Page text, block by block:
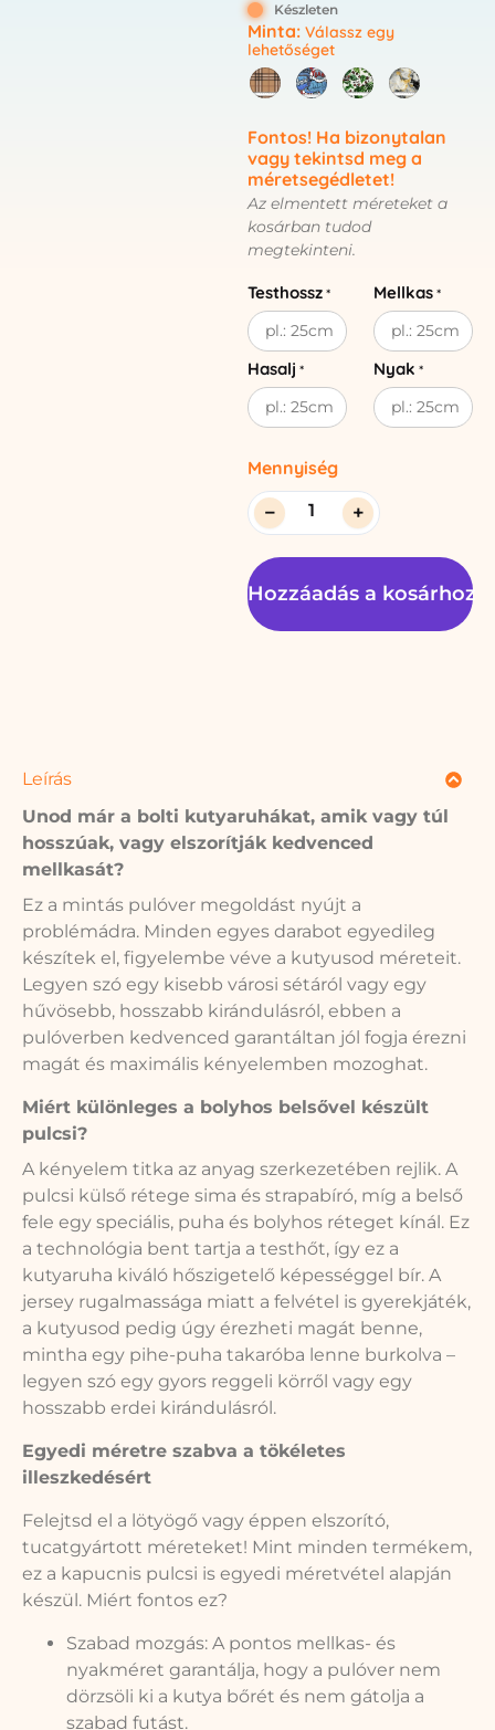
Készleten
Minta: Válassz egy
lehetőséget
Fontos! Ha bizonytalan
vagy tekintsd meg a
méretsegédletet!
Az elmentett méreteket a
kosárban tudod
megtekinteni.
Testhossz * Mellkas *
Hasalj * Nyak *
Mennyiség
− +
Hozzáadás a kosárhoz
Leírás
Unod már a bolti kutyaruhákat, amik vagy túl
hosszúak, vagy elszorítják kedvenced
mellkasát?
Ez a mintás pulóver megoldást nyújt a
problémádra. Minden egyes darabot egyedileg
készítek el, figyelembe véve a kutyusod méreteit.
Legyen szó egy kisebb városi sétáról vagy egy
hűvösebb, hosszabb kirándulásról, ebben a
pulóverben kedvenced garantáltan jól fogja érezni
magát és maximális kényelemben mozoghat.
Miért különleges a bolyhos belsővel készült
pulcsi?
A kényelem titka az anyag szerkezetében rejlik. A
pulcsi külső rétege sima és strapabíró, míg a belső
fele egy speciális, puha és bolyhos réteget kínál. Ez
a technológia bent tartja a testhőt, így ez a
kutyaruha kiváló hőszigetelő képességgel bír. A
jersey rugalmassága miatt a felvétel is gyerekjáték,
a kutyusod pedig úgy érezheti magát benne,
mintha egy pihe-puha takaróba lenne burkolva –
legyen szó egy gyors reggeli körről vagy egy
hosszabb erdei kirándulásról.
Egyedi méretre szabva a tökéletes
illeszkedésért
Felejtsd el a lötyögő vagy éppen elszorító,
tucatgyártott méreteket! Mint minden termékem,
ez a kapucnis pulcsi is egyedi méretvétel alapján
készül. Miért fontos ez?
Szabad mozgás: A pontos mellkas- és
nyakméret garantálja, hogy a pulóver nem
dörzsöli ki a kutya bőrét és nem gátolja a
szabad futást.